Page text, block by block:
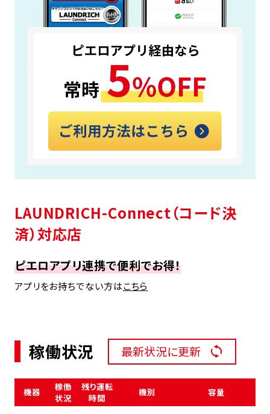
LAUNDRICH-Connect（コード決
済）対応店
ピエロアプリ連携で便利でお得！
アプリをお持ちでない方はこちら
稼働状況 最新状況に更新
機器
稼働
状況
残り運転
時間
機別 容量